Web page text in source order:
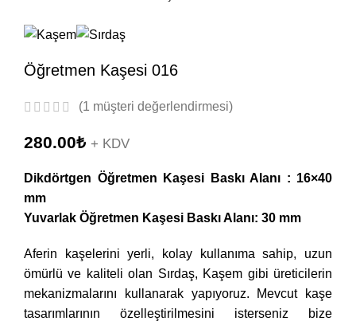
Öğretmen Kaşesi 016
(1 müşteri değerlendirmesi)
280.00₺ + KDV
Dikdörtgen Öğretmen Kaşesi Baskı Alanı : 16×40
mm
Yuvarlak Öğretmen Kaşesi Baskı Alanı: 30 mm
Aferin kaşelerini yerli, kolay kullanıma sahip, uzun
ömürlü ve kaliteli olan Sırdaş, Kaşem gibi üreticilerin
mekanizmalarını kullanarak yapıyoruz. Mevcut kaşe
tasarımlarının özelleştirilmesini isterseniz bize